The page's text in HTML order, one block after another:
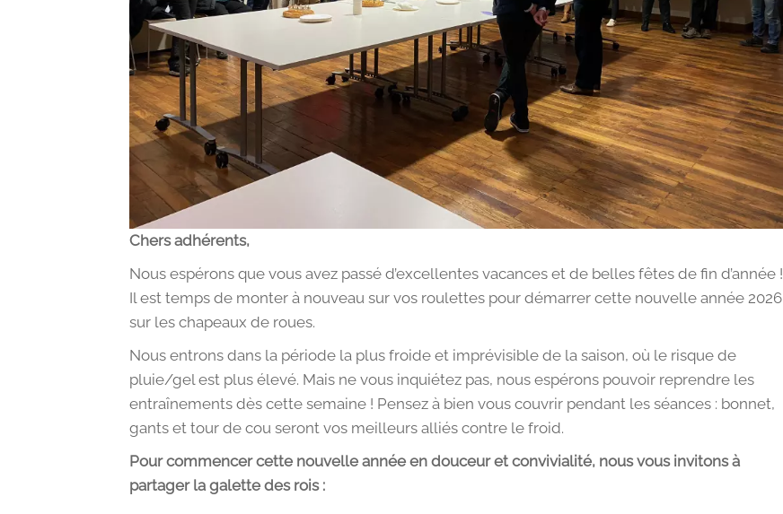
Chers adhérents,
Nous espérons que vous avez passé d’excellentes vacances et de belles fêtes de fin d’année !
Il est temps de monter à nouveau sur vos roulettes pour démarrer cette nouvelle année 2026
sur les chapeaux de roues.
Nous entrons dans la période la plus froide et imprévisible de la saison, où le risque de
pluie/gel est plus élevé. Mais ne vous inquiétez pas, nous espérons pouvoir reprendre les
entraînements dès cette semaine ! Pensez à bien vous couvrir pendant les séances : bonnet,
gants et tour de cou seront vos meilleurs alliés contre le froid.
Pour commencer cette nouvelle année en douceur et convivialité, nous vous invitons à
partager la galette des rois :